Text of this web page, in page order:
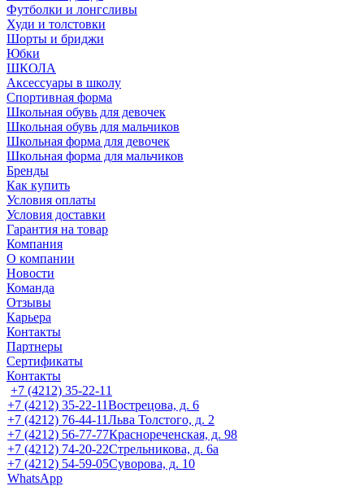
Футболки и лонгсливы
Худи и толстовки
Шорты и бриджи
Юбки
ШКОЛА
Аксессуары в школу
Спортивная форма
Школьная обувь для девочек
Школьная обувь для мальчиков
Школьная форма для девочек
Школьная форма для мальчиков
Бренды
Как купить
Условия оплаты
Условия доставки
Гарантия на товар
Компания
О компании
Новости
Команда
Отзывы
Карьера
Контакты
Партнеры
Сертификаты
Контакты
+7 (4212) 35-22-11
+7 (4212) 35-22-11Вострецова, д. 6
+7 (4212) 76-44-11Льва Толстого, д. 2
+7 (4212) 56-77-77Краснореченская, д. 98
+7 (4212) 74-20-22Стрельникова, д. 6а
+7 (4212) 54-59-05Суворова, д. 10
WhatsApp